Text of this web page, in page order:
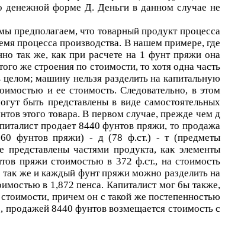
денежной форме Д. Деньги в данном случае не
предполагаем, что товарный продукт процесса
процесса производства. В нашем примере, где
так же, как при расчете на 1 фунт пряжи она
же строения по стоимости, то хотя одна часть
машину нельзя разделить на капитальную
и ее стоимость. Следовательно, в этом
быть представлены в виде самостоятельных
этого товара. В первом случае, прежде чем д
продает 8440 фунтов пряжи, то продажа
фунтов пряжи) - д(78 ф.ст.) -т(предметы
частями продукта, как элементы
пряжи стоимостью в 372 ф.ст., на стоимость
же и каждый фунт пряжи можно разделить на
в 1,872 пенса. Капиталист мог бы также,
причем он с такой же постепенностью
продажей 8440 фунтов возмещается стоимостьc